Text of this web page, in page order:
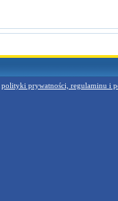
polityki prywatności, regulaminu i